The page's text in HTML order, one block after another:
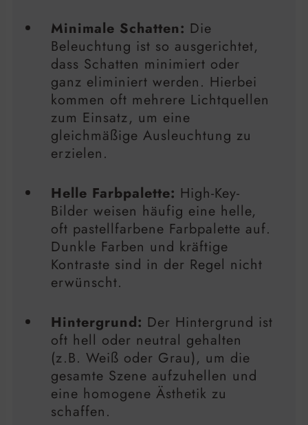
Minimale Schatten: Die
Beleuchtung ist so ausgerichtet,
dass Schatten minimiert oder
ganz eliminiert werden. Hierbei
kommen oft mehrere Lichtquellen
zum Einsatz, um eine
gleichmäßige Ausleuchtung zu
erzielen.
Helle Farbpalette: High-Key-
Bilder weisen häufig eine helle,
oft pastellfarbene Farbpalette auf.
Dunkle Farben und kräftige
Kontraste sind in der Regel nicht
erwünscht.
Hintergrund: Der Hintergrund ist
oft hell oder neutral gehalten
(z.B. Weiß oder Grau), um die
gesamte Szene aufzuhellen und
eine homogene Ästhetik zu
schaffen.